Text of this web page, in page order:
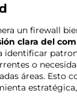
un firewall
clara del
identificar
o
áreas. Esto